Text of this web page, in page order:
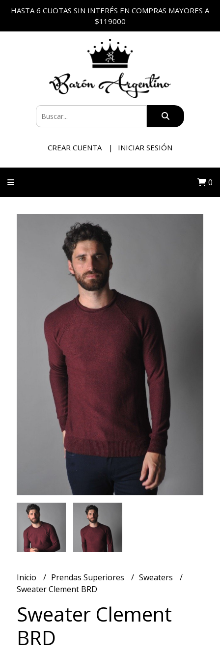
HASTA 6 CUOTAS SIN INTERÉS EN COMPRAS MAYORES A
$119000
CREAR CUENTA INICIAR SESIÓN
0
Inicio Prendas Superiores
Sweaters
Sweater Clement BRD
Sweater Clement
BRD